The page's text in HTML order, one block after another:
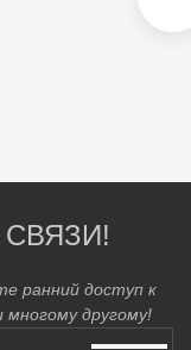
ранний доступ к
другому!